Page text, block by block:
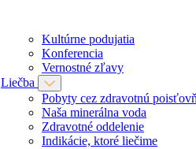
Kultúrne podujatia
Konferencia
Vernostné zľavy
Liečba
Pobyty cez zdravotnú
Naša minerálna voda
Zdravotné oddelenie
Indikácie, ktoré liečime